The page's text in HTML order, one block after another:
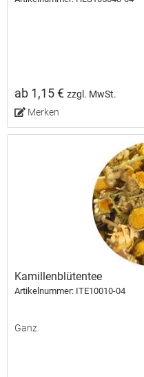
ab 1,15 €zzgl. MwSt.
Merken
Kamillenblütentee
Artikelnummer: ITE10010-04
Ganz.